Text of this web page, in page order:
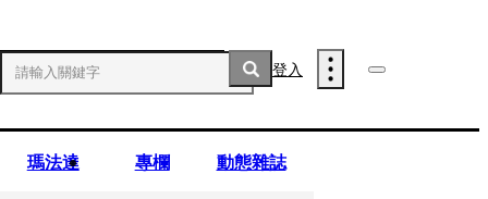
登入
瑪法達 專欄 動態雜誌